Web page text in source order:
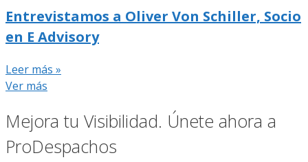
Entrevistamos a Oliver Von Schiller, Socio
en E Advisory
Leer más »
Ver más
Mejora tu Visibilidad. Únete ahora a
ProDespachos